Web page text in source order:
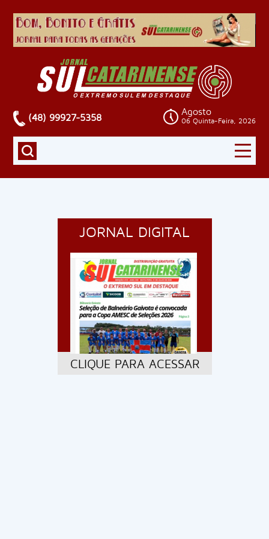
(48) 99927-5358
Agosto
06 Quinta-Feira, 2026
JORNAL DIGITAL
CLIQUE PARA ACESSAR